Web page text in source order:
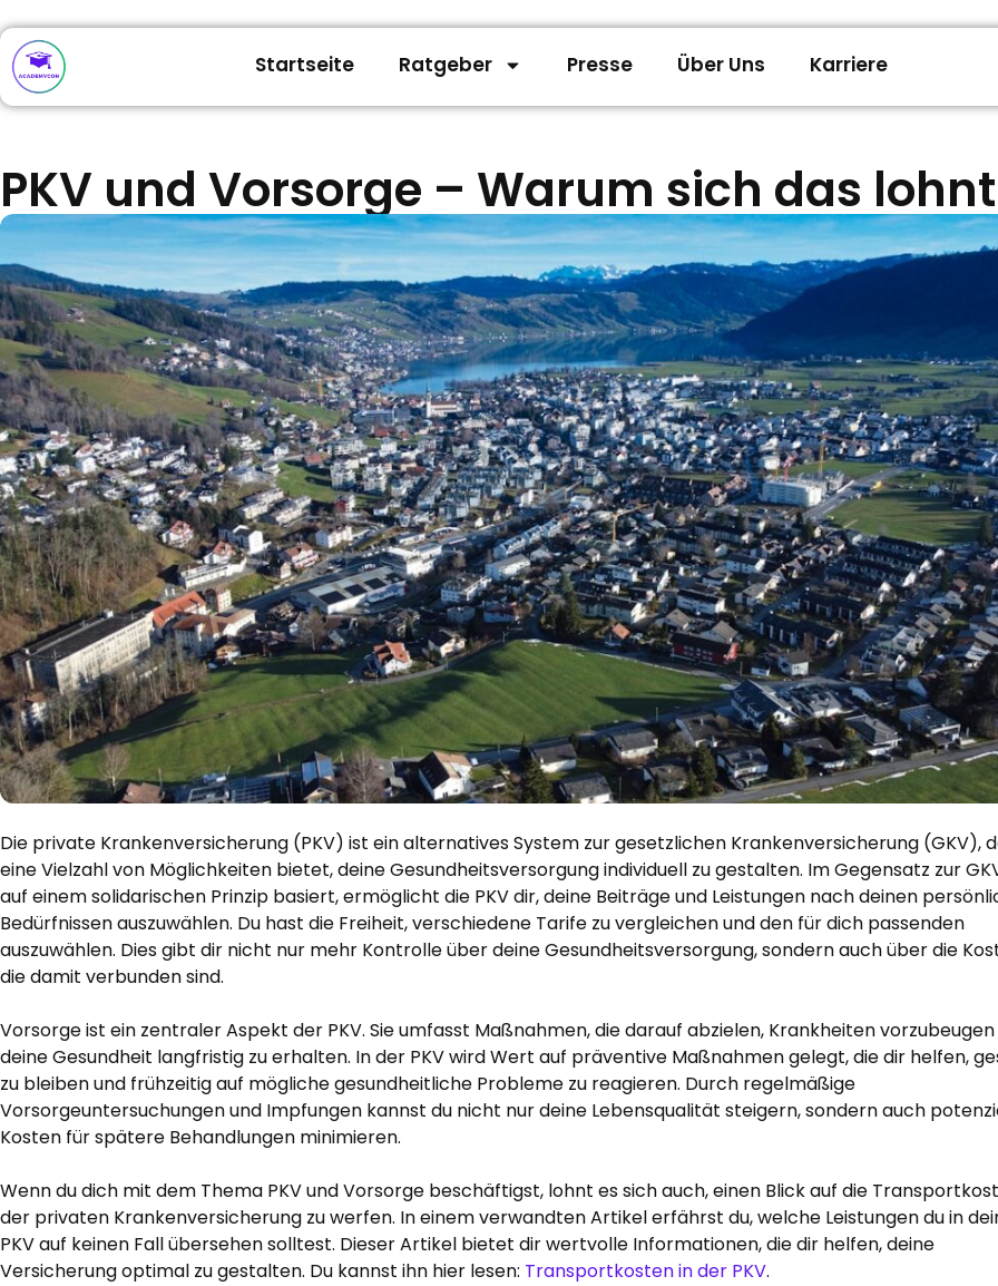
Startseite Ratgeber Presse Über Uns Karriere
PKV und Vorsorge – Warum sich das lohnt
Die private Krankenversicherung (PKV) ist ein alternatives System zur gesetzlichen Krankenversicherung (GKV),
eine Vielzahl von Möglichkeiten bietet, deine Gesundheitsversorgung individuell zu gestalten. Im Gegensatz zur
auf einem solidarischen Prinzip basiert, ermöglicht die PKV dir, deine Beiträge und Leistungen nach deinen
Bedürfnissen auszuwählen. Du hast die Freiheit, verschiedene Tarife zu vergleichen und den für dich passenden
auszuwählen. Dies gibt dir nicht nur mehr Kontrolle über deine Gesundheitsversorgung, sondern auch über die
die damit verbunden sind.
Vorsorge ist ein zentraler Aspekt der PKV. Sie umfasst Maßnahmen, die darauf abzielen, Krankheiten
deine Gesundheit langfristig zu erhalten. In der PKV wird Wert auf präventive Maßnahmen gelegt, die dir helfen,
zu bleiben und frühzeitig auf mögliche gesundheitliche Probleme zu reagieren. Durch regelmäßige
Vorsorgeuntersuchungen und Impfungen kannst du nicht nur deine Lebensqualität steigern, sondern auch
Kosten für spätere Behandlungen minimieren.
Wenn du dich mit dem Thema PKV und Vorsorge beschäftigst, lohnt es sich auch, einen Blick auf die
der privaten Krankenversicherung zu werfen. In einem verwandten Artikel erfährst du, welche Leistungen du in
PKV auf keinen Fall übersehen solltest. Dieser Artikel bietet dir wertvolle Informationen, die dir helfen, deine
Versicherung optimal zu gestalten. Du kannst ihn hier lesen: Transportkosten in der PKV.